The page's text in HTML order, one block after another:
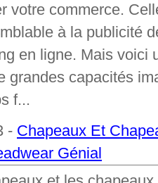
votre commerce.
à la publicité
en ligne. Mais voici
grandes capacités
f...
- Chapeaux Et
Génial